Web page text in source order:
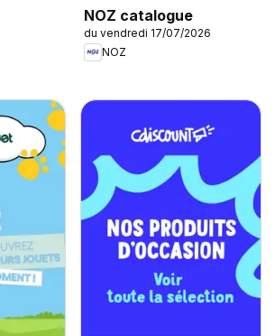
NOZ catalogue
du vendredi 17/07/2026
NOZ